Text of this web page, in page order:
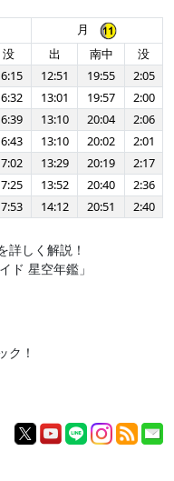
月
没 出 南中
没
12:51 19:55
2:05
13:01 19:57
2:00
13:10 20:04
2:06
13:10 20:02
2:01
13:29 20:19
2:17
13:52 20:40
2:36
14:12 20:51 2:40
詳しく解説！
ド 星空年鑑」
ク！